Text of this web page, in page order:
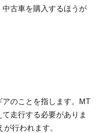
古車を購入するほうが
アのことを指します。MT
走行する必要がありま
行われます。